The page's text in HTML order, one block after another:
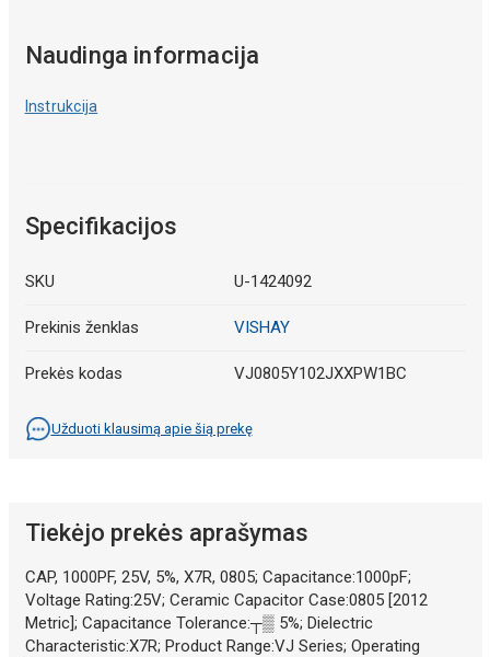
Naudinga informacija
Instrukcija
Specifikacijos
SKU U-1424092
Prekinis ženklas VISHAY
Prekės kodas VJ0805Y102JXXPW1BC
Užduoti klausimą apie šią prekę
Tiekėjo prekės aprašymas
CAP, 1000PF, 25V, 5%, X7R, 0805; Capacitance:1000pF;
Voltage Rating:25V; Ceramic Capacitor Case:0805 [2012
Metric]; Capacitance Tolerance:┬▒ 5%; Dielectric
Characteristic:X7R; Product Range:VJ Series; Operating